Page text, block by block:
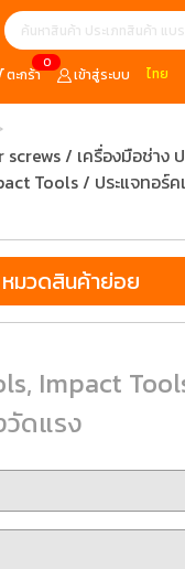
0
ตะกร้า เข้าสู่ระบบ ไทย
/ เครื่องมือช่าง
Tools / ประแจทอร์ค
หมวดสินค้าย่อย
Impact
วัดแรง